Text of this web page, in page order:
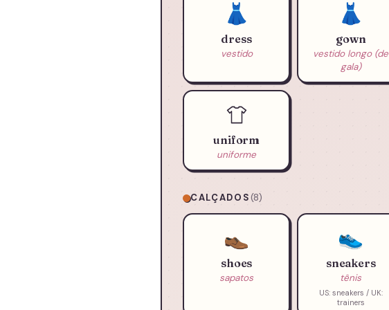
👗
dress
vestido
👗
gown
vestido longo (de
gala)
uniform
uniforme
CALÇADOS(8)
👞
shoes
sapatos
👟
sneakers
tênis
US: sneakers / UK:
trainers